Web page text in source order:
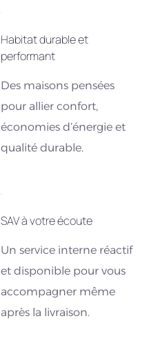
Habitat durable et
performant
Des maisons pensées
pour allier confort,
économies d’énergie et
qualité durable.
SAV à votre écoute
Un service interne réactif
et disponible pour vous
accompagner même
après la livraison.